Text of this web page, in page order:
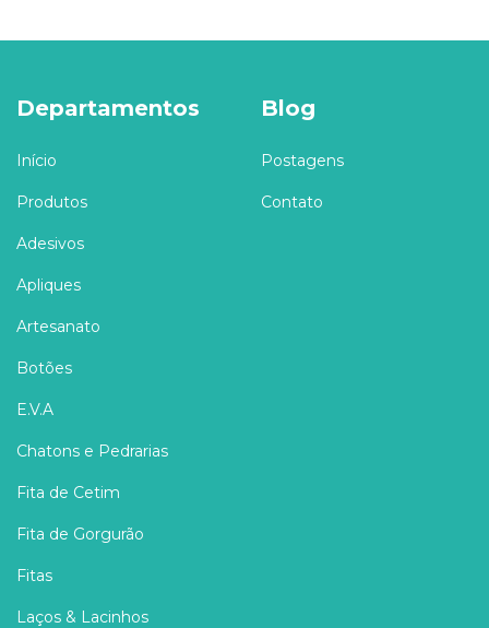
Departamentos
Início
Produtos
Adesivos
Apliques
Artesanato
Botões
E.V.A
Chatons e Pedrarias
Fita de Cetim
Fita de Gorgurão
Fitas
Laços & Lacinhos
Blog
Postagens
Contato